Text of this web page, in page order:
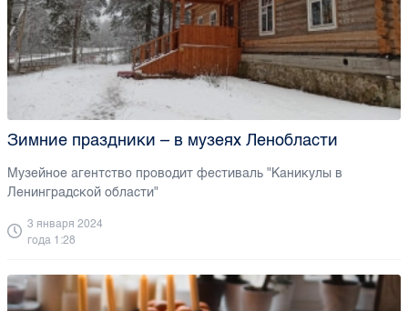
Зимние праздники – в музеях Ленобласти
Музейное агентство проводит фестиваль "Каникулы в
Ленинградской области"
3 января 2024
года 1:28